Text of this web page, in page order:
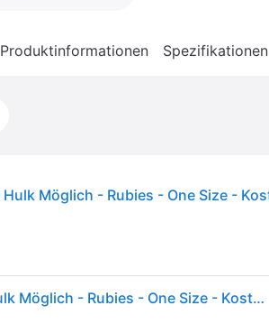
Produktinformationen Spezifikationen
Rubies Kostüm - Marvel Hulk Möglich - Rubies - One Size - Kostüme